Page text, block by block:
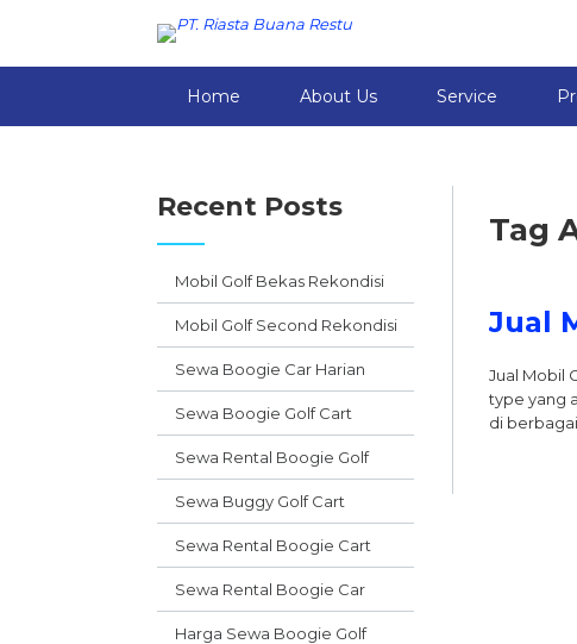
Home About Us Service
Tag
Jual
Jual Mobil
type yang
di
Recent Posts
Mobil Golf Bekas Rekondisi
Mobil Golf Second Rekondisi
Sewa Boogie Car Harian
Sewa Boogie Golf Cart
Sewa Rental Boogie Golf
Sewa Buggy Golf Cart
Sewa Rental Boogie Cart
Sewa Rental Boogie Car
Harga Sewa Boogie Golf